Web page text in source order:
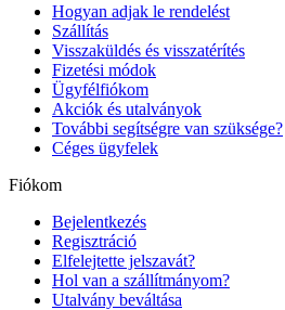
Hogyan adjak le rendelést
Szállítás
Visszaküldés és visszatérítés
Fizetési módok
Ügyfélfiókom
Akciók és utalványok
További segítségre van szüksége?
Céges ügyfelek
Fiókom
Bejelentkezés
Regisztráció
Elfelejtette jelszavát?
Hol van a szállítmányom?
Utalvány beváltása